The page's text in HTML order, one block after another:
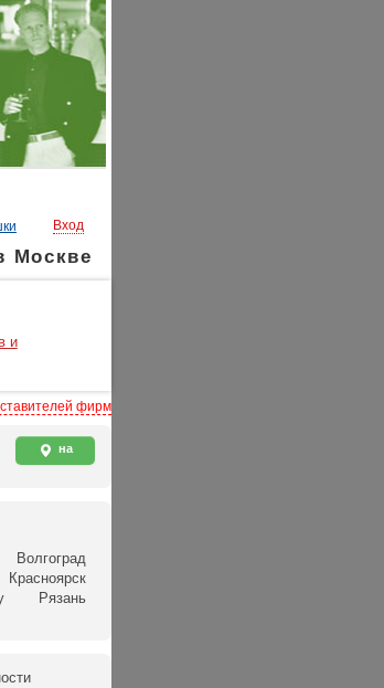
Вход
Москве
и
фирм
на
Волгоград
Красноярск
Рязань